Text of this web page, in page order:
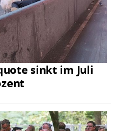
sinkt im Juli